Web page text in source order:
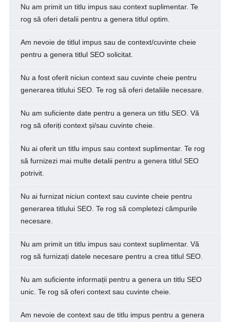
Nu am primit un titlu impus sau context suplimentar. Te
rog să oferi detalii pentru a genera titlul optim.
Am nevoie de titlul impus sau de context/cuvinte cheie
pentru a genera titlul SEO solicitat.
Nu a fost oferit niciun context sau cuvinte cheie pentru
generarea titlului SEO. Te rog să oferi detaliile necesare.
Nu am suficiente date pentru a genera un titlu SEO. Vă
rog să oferiți context și/sau cuvinte cheie.
Nu ai oferit un titlu impus sau context suplimentar. Te rog
să furnizezi mai multe detalii pentru a genera titlul SEO
potrivit.
Nu ai furnizat niciun context sau cuvinte cheie pentru
generarea titlului SEO. Te rog să completezi câmpurile
necesare.
Nu am primit un titlu impus sau context suplimentar. Vă
rog să furnizați datele necesare pentru a crea titlul SEO.
Nu am suficiente informații pentru a genera un titlu SEO
unic. Te rog să oferi context sau cuvinte cheie.
Am nevoie de context sau de titlu impus pentru a genera